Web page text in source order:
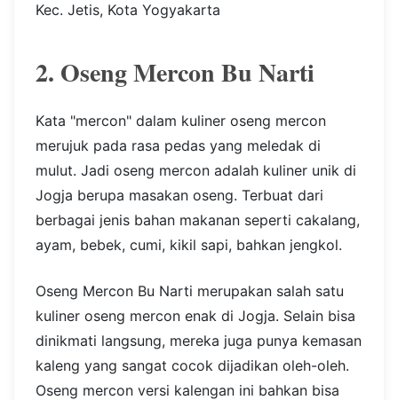
Kec. Jetis, Kota Yogyakarta
2. Oseng Mercon Bu Narti
Kata "mercon" dalam kuliner oseng mercon
merujuk pada rasa pedas yang meledak di
mulut. Jadi oseng mercon adalah kuliner unik di
Jogja berupa masakan oseng. Terbuat dari
berbagai jenis bahan makanan seperti cakalang,
ayam, bebek, cumi, kikil sapi, bahkan jengkol.
Oseng Mercon Bu Narti merupakan salah satu
kuliner oseng mercon enak di Jogja. Selain bisa
dinikmati langsung, mereka juga punya kemasan
kaleng yang sangat cocok dijadikan oleh-oleh.
Oseng mercon versi kalengan ini bahkan bisa